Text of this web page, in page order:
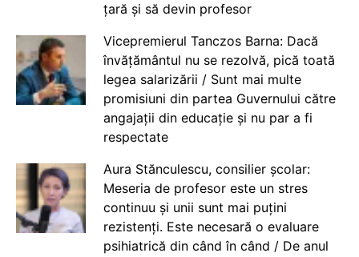
țară și să devin profesor
Vicepremierul Tanczos Barna: Dacă
învățământul nu se rezolvă, pică toată
legea salarizării / Sunt mai multe
promisiuni din partea Guvernului către
angajații din educație și nu par a fi
respectate
Aura Stănculescu, consilier școlar:
Meseria de profesor este un stres
continuu și unii sunt mai puțini
rezistenți. Este necesară o evaluare
psihiatrică din când în când / De anul